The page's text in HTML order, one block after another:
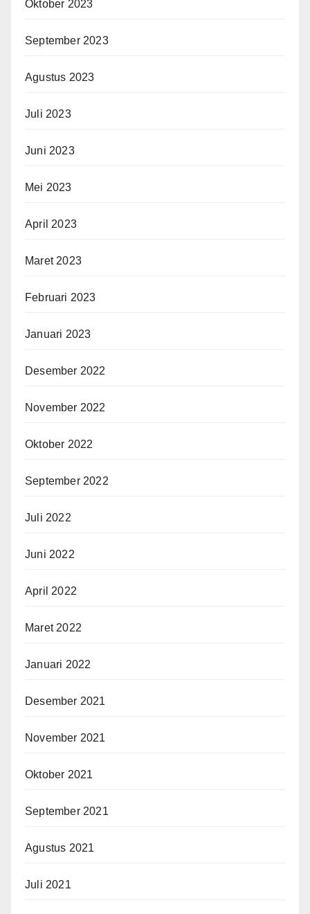
Oktober 2023
September 2023
Agustus 2023
Juli 2023
Juni 2023
Mei 2023
April 2023
Maret 2023
Februari 2023
Januari 2023
Desember 2022
November 2022
Oktober 2022
September 2022
Juli 2022
Juni 2022
April 2022
Maret 2022
Januari 2022
Desember 2021
November 2021
Oktober 2021
September 2021
Agustus 2021
Juli 2021